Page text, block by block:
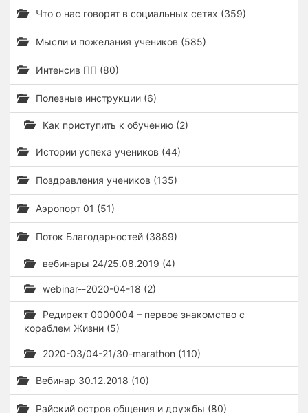
Что о нас говорят в социальных сетях (359)
Мысли и пожелания учеников (585)
Интенсив ПП (80)
Полезные инструкции (6)
Как приступить к обучению (2)
Истории успеха учеников (44)
Поздравления учеников (135)
Аэропорт 01 (51)
Поток Благодарностей (3889)
вебинары 24/25.08.2019 (4)
webinar--2020-04-18 (2)
Редирект 0000004 – первое знакомство с
кораблем Жизни (5)
2020-03/04-21/30-marathon (110)
Вебинар 30.12.2018 (10)
Райский остров общения и дружбы (80)